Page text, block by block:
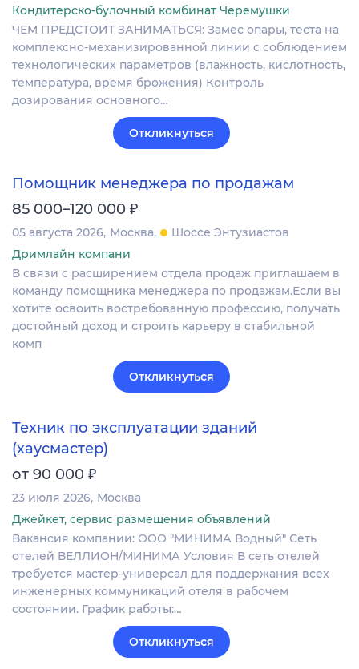
Кондитерско-булочный комбинат Черемушки
ЧЕМ ПРЕДСТОИТ ЗАНИМАТЬСЯ: Замес опары, теста на
комплексно-механизированной линии с соблюдением
технологических параметров (влажность, кислотность,
температура, время брожения) Контроль
дозирования основного…
Откликнуться
Помощник менеджера по продажам
85 000–120 000 ₽
05 августа 2026 Москва
Шоссе Энтузиастов
Дримлайн компани
В связи с расширением отдела продаж приглашаем в
команду помощника менеджера по продажам.Если вы
хотите освоить востребованную профессию, получать
достойный доход и строить карьеру в стабильной
комп
Откликнуться
Техник по эксплуатации зданий
(хаусмастер)
от 90 000 ₽
23 июля 2026 Москва
Джейкет, сервис размещения объявлений
Вакансия компании: ООО "МИНИМА Водный" Сеть
отелей ВЕЛЛИОН/МИНИМА Условия В сеть отелей
требуется мастер-универсал для поддержания всех
инженерных коммуникаций отеля в рабочем
состоянии. График работы:…
Откликнуться